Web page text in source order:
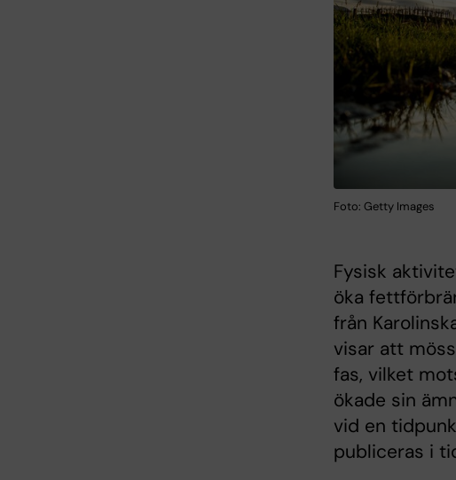
Foto: Getty Images
Fysisk
öka
från
visar att
fas, vilket
ökade sin
vid en
publiceras i